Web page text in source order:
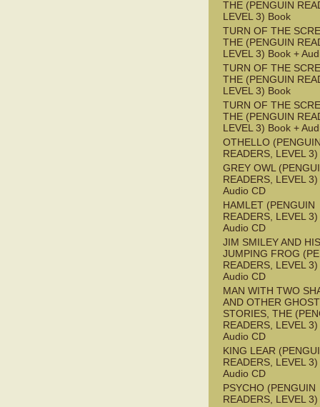
THE (PENGUIN
LEVEL 3) Book
TURN OF THE
THE (PENGUIN
LEVEL 3) Book +
TURN OF THE
THE (PENGUIN
LEVEL 3) Book
TURN OF THE
THE (PENGUIN
LEVEL 3) Book +
OTHELLO
READERS, LEVEL
GREY OWL
READERS, LEVEL
Audio CD
HAMLET (PENGUIN
READERS, LEVEL
Audio CD
JIM SMILEY AND HIS
JUMPING FROG
READERS, LEVEL
Audio CD
MAN WITH TWO
AND OTHER GHOST
STORIES, THE
READERS, LEVEL
Audio CD
KING LEAR
READERS, LEVEL
Audio CD
PSYCHO (PENGUIN
READERS, LEVEL